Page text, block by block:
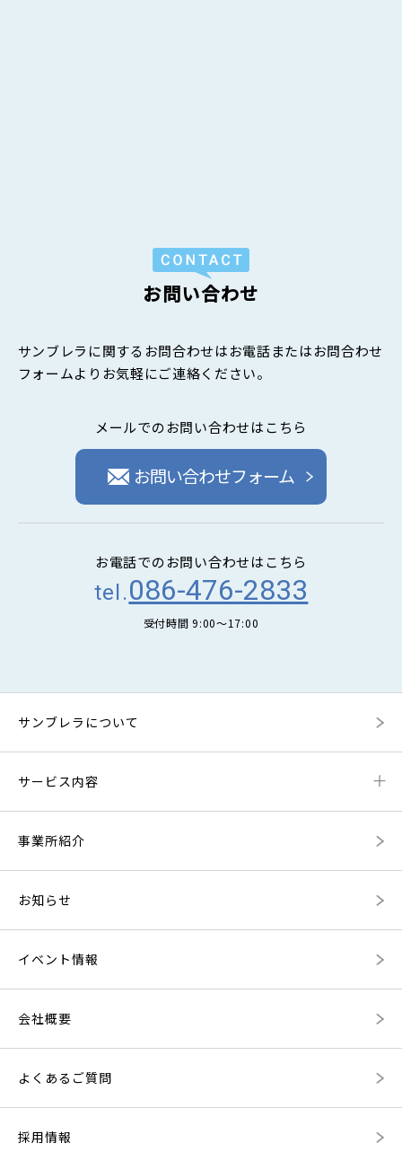
お問い合わせ
サンブレラに関するお問合わせはお電話またはお問合わせ
フォームよりお気軽にご連絡ください。
お電話でのお問い合わせはこちら
tel.086-476-2833
受付時間 9:00〜17:00
メールでのお問い合わせはこちら
お問い合わせフォーム
サンブレラについて
サービス内容
事業所紹介
お知らせ
イベント情報
会社概要
よくあるご質問
採用情報